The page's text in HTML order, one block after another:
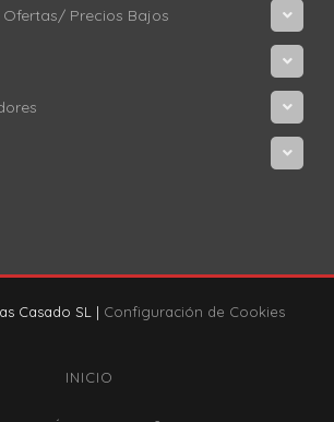
Precios Bajos
Casado SL | Configuración de Cookies
INICIO